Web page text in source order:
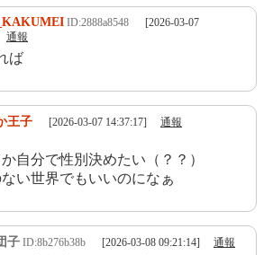
ID:2888a8548
[2026-03-07
通報
ば
王子 [2026-03-07 14:37:17] 通報
自分で性別決めたい（？？）
い世界でもいいのになぁ
子 ID:8b276b38b [2026-03-08 09:21:14] 通報